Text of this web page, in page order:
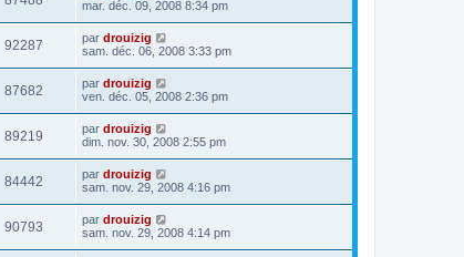
mar. déc. 09, 2008 8:34 pm
92287 par drouizig
sam. déc. 06, 2008 3:33 pm
87682 par drouizig
ven. déc. 05, 2008 2:36 pm
89219 par drouizig
dim. nov. 30, 2008 2:55 pm
84442 par drouizig
sam. nov. 29, 2008 4:16 pm
90793 par drouizig
sam. nov. 29, 2008 4:14 pm